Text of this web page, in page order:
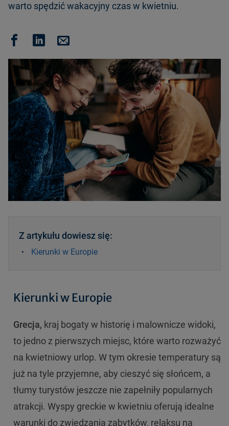
warto spędzić wakacyjny czas w kwietniu.
Z artykułu dowiesz się:
Kierunki w Europie
Kierunki w Europie
Grecja, kraj bogaty w historię i malownicze widoki,
to jedno z pierwszych miejsc, które warto rozważyć
na kwietniowy urlop. W tym okresie temperatury są
już na tyle przyjemne, aby cieszyć się słońcem, a
tłumy turystów jeszcze nie zapełniły popularnych
atrakcji. Wyspy greckie w kwietniu oferują idealne
warunki do zwiedzania zabytków, relaksu na